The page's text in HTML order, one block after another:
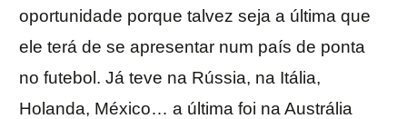
oportunidade porque talvez seja a última que
ele terá de se apresentar num país de ponta
no futebol. Já teve na Rússia, na Itália,
Holanda, México… a última foi na Austrália